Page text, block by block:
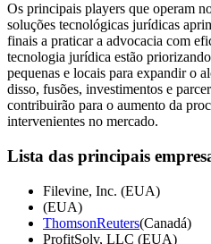
Os principais players que operam
soluções tecnológicas jurídicas
finais a praticar a advocacia com
tecnologia jurídica estão
pequenas e locais para expandir o
disso, fusões, investimentos e
contribuirão para o aumento da
intervenientes no mercado.
Lista das principais
Filevine, Inc. (EUA)
(EUA)
ThomsonReuters(Canadá)
ProfitSolv, LLC (EUA)